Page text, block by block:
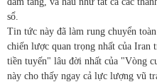
sổ.
Tin tức này đã làm rung chuyển
chiến lược quan trọng nhất của Iran
tiền tuyến" lâu đời nhất của "Vòng
này cho thấy ngay cả lực lượng vũ